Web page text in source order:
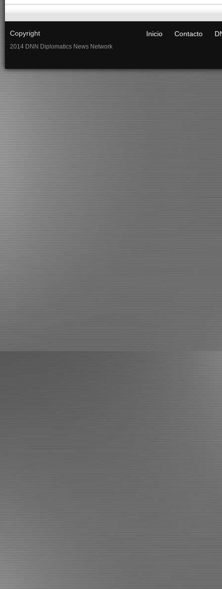
Copyright
2014 DNN Diplomatics News Network
Inicio Contacto